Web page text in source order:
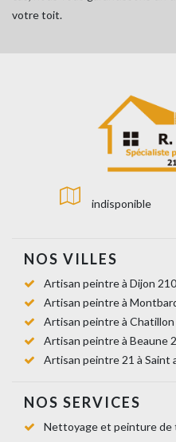
votre toit.
indisponible
NOS VILLES
Artisan peintre à Dijon
Artisan peintre à
Artisan peintre à
Artisan peintre à Beaune
Artisan peintre 21 à Saint
NOS SERVICES
Nettoyage et peinture de